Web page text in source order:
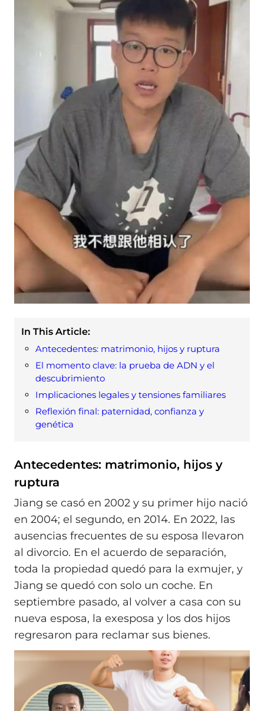
In This Article:
Antecedentes: matrimonio, hijos y ruptura
El momento clave: la prueba de ADN y el
descubrimiento
Implicaciones legales y tensiones familiares
Reflexión final: paternidad, confianza y
genética
Antecedentes: matrimonio, hijos y
ruptura
Jiang se casó en 2002 y su primer hijo nació
en 2004; el segundo, en 2014. En 2022, las
ausencias frecuentes de su esposa llevaron
al divorcio. En el acuerdo de separación,
toda la propiedad quedó para la exmujer, y
Jiang se quedó con solo un coche. En
septiembre pasado, al volver a casa con su
nueva esposa, la exesposa y los dos hijos
regresaron para reclamar sus bienes.